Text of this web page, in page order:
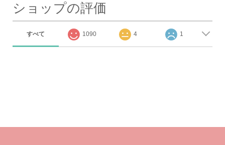
ショップの評価
すべて 1090 4 1